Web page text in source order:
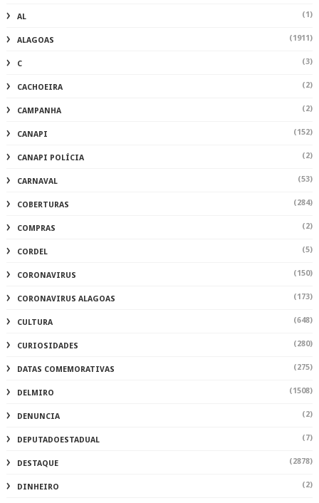
AL (1)
ALAGOAS (1911)
C (3)
CACHOEIRA (2)
CAMPANHA (2)
CANAPI (152)
CANAPI POLÍCIA (2)
CARNAVAL (53)
COBERTURAS (284)
COMPRAS (2)
CORDEL (5)
CORONAVIRUS (150)
CORONAVIRUS ALAGOAS (173)
CULTURA (648)
CURIOSIDADES (280)
DATAS COMEMORATIVAS (275)
DELMIRO (1508)
DENUNCIA (2)
DEPUTADOESTADUAL (7)
DESTAQUE (2878)
DINHEIRO (2)